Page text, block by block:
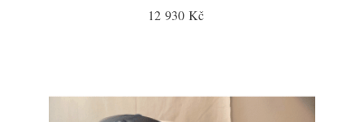
12 930 Kč